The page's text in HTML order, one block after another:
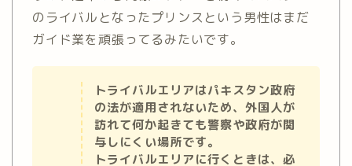
のライバルとなったプリンスという男性はまだ
ガイド業を頑張ってるみたいです。
トライバルエリアはパキスタン政府
の法が適用されないため、外国人が
訪れて何か起きても警察や政府が関
与しにくい場所です。
トライバルエリアに行くときは、必